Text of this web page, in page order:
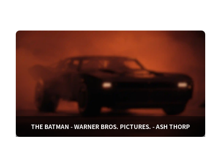
THE BATMAN - WARNER BROS. PICTURES. - ASH THORP